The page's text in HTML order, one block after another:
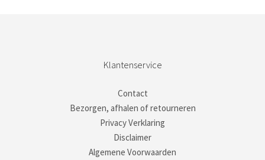
Klantenservice
Contact
Bezorgen, afhalen of retourneren
Privacy Verklaring
Disclaimer
Algemene Voorwaarden